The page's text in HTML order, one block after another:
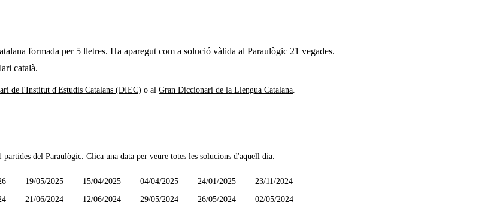
formada per 5 lletres. Ha aparegut com a solució vàlida al Paraulògic 21 vegades.
català.
de l'Institut d'Estudis Catalans (DIEC) o al Gran Diccionari de la Llengua Catalana
partides del Paraulògic. Clica una data per veure totes les solucions d'aquell dia.
19/05/2025 15/04/2025 04/04/2025 24/01/2025
23/11/2024
21/06/2024 12/06/2024 29/05/2024 26/05/2024
02/05/2024